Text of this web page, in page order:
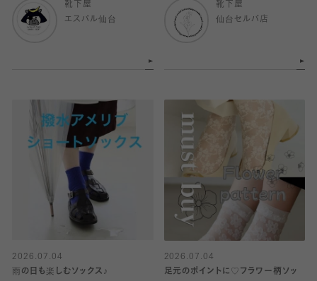
靴下屋
エスパル仙台
靴下屋
仙台セルバ店
2026.07.04
雨の日も楽しむソックス♪
2026.07.04
足元のポイントに♡フラワー柄ソッ